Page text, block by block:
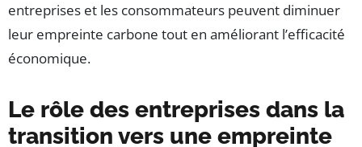
entreprises et les consommateurs peuvent diminuer
leur empreinte carbone tout en améliorant l’efficacité
économique.
Le rôle des entreprises dans la
transition vers une empreinte